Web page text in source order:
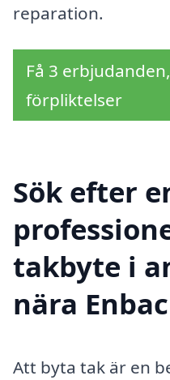
reparation.
Få 3
förpliktelser
Sök efter
takbyte i
nära
Att byta tak är en